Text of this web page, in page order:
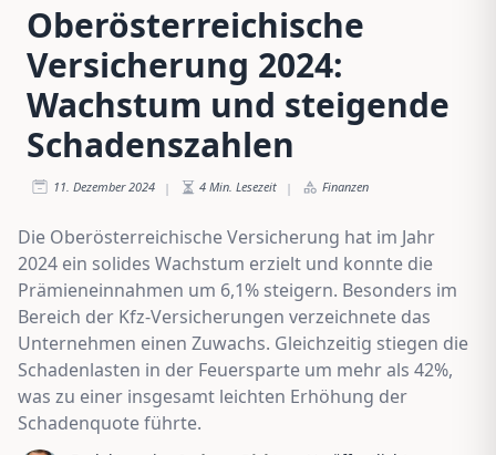
Oberösterreichische
Versicherung 2024:
Wachstum und steigende
Schadenszahlen
11. Dezember 2024 | 4 Min. Lesezeit | Finanzen
Die Oberösterreichische Versicherung hat im Jahr
2024 ein solides Wachstum erzielt und konnte die
Prämieneinnahmen um 6,1% steigern. Besonders im
Bereich der Kfz-Versicherungen verzeichnete das
Unternehmen einen Zuwachs. Gleichzeitig stiegen die
Schadenlasten in der Feuersparte um mehr als 42%,
was zu einer insgesamt leichten Erhöhung der
Schadenquote führte.